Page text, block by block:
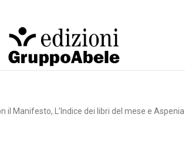
Manifesto, L’Indice dei libri del mese e